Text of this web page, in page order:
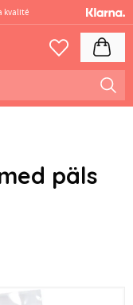
kvalité
Favoriter
päls